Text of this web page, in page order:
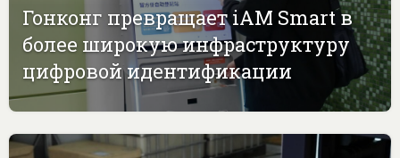
Гонконг превращает iAM Smart в
более широкую инфраструктуру
цифровой идентификации